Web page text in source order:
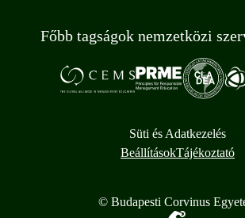
Főbb tagságok nemzetközi
Süti és Adatkezelés
BeállításokTájékoztató
© Budapesti Corvinus